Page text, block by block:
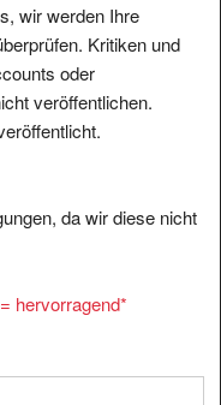
wir werden Ihre
Kritiken und
oder
veröffentlichen.
da wir diese nicht
hervorragend*